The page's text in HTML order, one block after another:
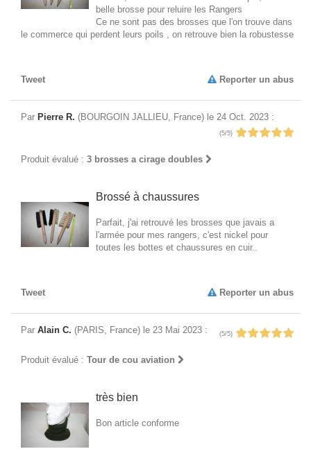
belle brosse pour reluire les Rangers
Ce ne sont pas des brosses que l'on trouve dans
le commerce qui perdent leurs poils , on retrouve bien la robustesse
Tweet Reporter un abus
Par Pierre R. (BOURGOIN JALLIEU, France) le 24 Oct. 2023 :
(5/5)
Produit évalué : 3 brosses a cirage doubles
Brossé à chaussures
Parfait, j'ai retrouvé les brosses que javais a
l'armée pour mes rangers, c'est nickel pour
toutes les bottes et chaussures en cuir..
Tweet Reporter un abus
Par Alain C. (PARIS, France) le 23 Mai 2023 : (5/5)
Produit évalué : Tour de cou aviation
très bien
Bon article conforme